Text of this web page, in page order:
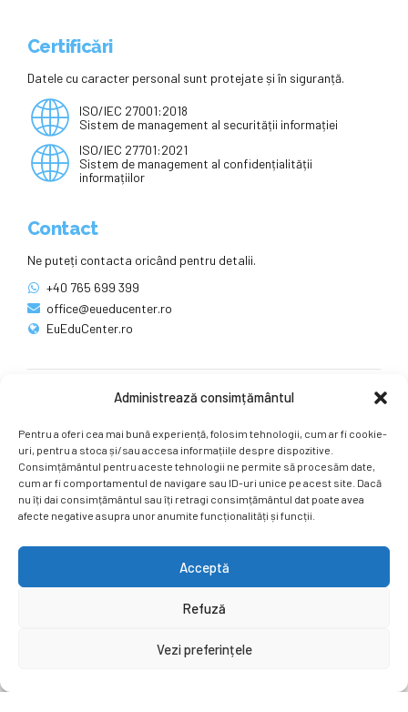
Administrează consimțământul
Pentru a oferi cea mai bună experiență, folosim tehnologii, cum ar fi cookie-
uri, pentru a stoca și/sau accesa informațiile despre dispozitive.
Consimțământul pentru aceste tehnologii ne permite să procesăm date,
cum ar fi comportamentul de navigare sau ID-uri unice pe acest site. Dacă
nu îți dai consimțământul sau îți retragi consimțământul dat poate avea
afecte negative asupra unor anumite funcționalități și funcții.
Acceptă
Refuză
Vezi preferințele
Certificări
Datele cu caracter personal sunt protejate și în siguranță.
ISO/IEC 27001:2018
Sistem de management al securității informației
ISO/IEC 27701:2021
Sistem de management al confidențialității
informațiilor
Contact
Ne puteți contacta oricând pentru detalii.
+40 765 699 399
office@eueducenter.ro
EuEduCenter.ro
Ne puteți găsi și pe rețelele sociale.